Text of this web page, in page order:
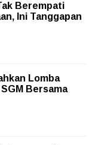
Berempati
Ini Tanggapan
Lomba
Bersama